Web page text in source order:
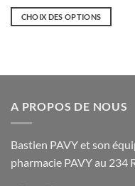
prix :
7,00€
CHOIX DES OPTIONS
plusieurs
Les
options
être
choisies
A PROPOS DE NOUS
Bastien PAVY et son
pharmacie PAVY au 234